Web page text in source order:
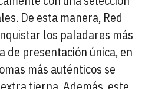
De esta manera, Red
los paladares más
de presentación única, en
más auténticos se